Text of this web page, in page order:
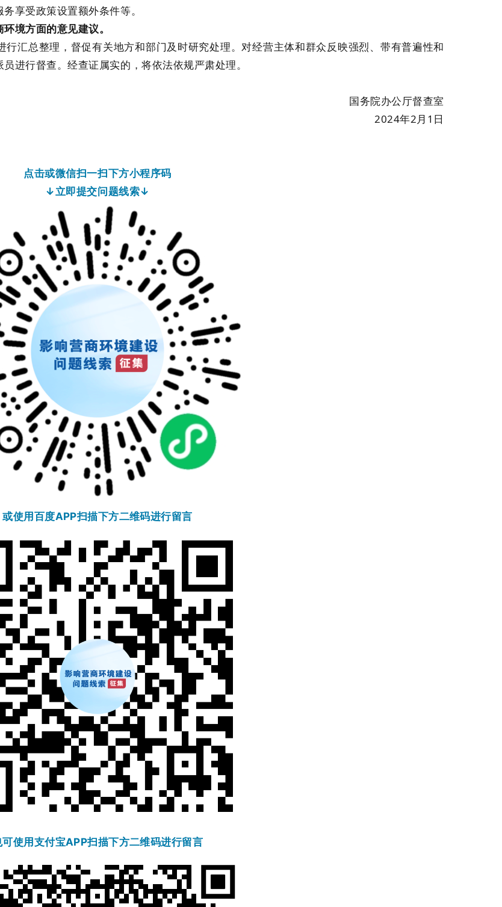
享受政策设置额外条件等。
境方面的意见建议。
汇总整理，督促有关地方和部门及时研究处理。对经营主体和群众反映强烈、带有普遍性和
进行督查。经查证属实的，将依法依规严肃处理。
国务院办公厅督查室
2024年2月1日
点击或微信扫一扫下方小程序码
↓立即提交问题线索↓
或使用百度APP扫描下方二维码进行留言
可使用支付宝APP扫描下方二维码进行留言